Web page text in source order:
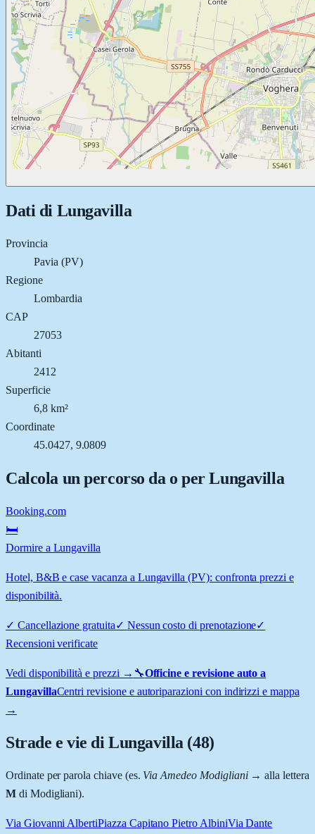
Dati di Lungavilla
Provincia
Pavia (PV)
Regione
Lombardia
CAP
27053
Abitanti
2412
Superficie
6,8 km²
Coordinate
45.0427, 9.0809
Calcola un percorso da o perLungavilla
Booking.com
🛏️
Dormire a Lungavilla
Hotel, B&B e case vacanza a Lungavilla (PV): confronta prezzi e
disponibilità.
✓ Cancellazione gratuita✓ Nessun costo di prenotazione✓
Recensioni verificate
Vedi disponibilità e prezzi → 🔧Officine e revisione auto a
LungavillaCentri revisione e autoriparazioni con indirizzi e mappa
→
Strade e vie diLungavilla (48)
Ordinate per parola chiave (es. Via Amedeo Modigliani→ alla lettera
Mdi Modigliani).
Via Giovanni AlbertiPiazza Capitano Pietro AlbiniVia Dante